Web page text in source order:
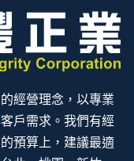
經營理念，以專業
戶需求。我們有經
預算上，建議最適